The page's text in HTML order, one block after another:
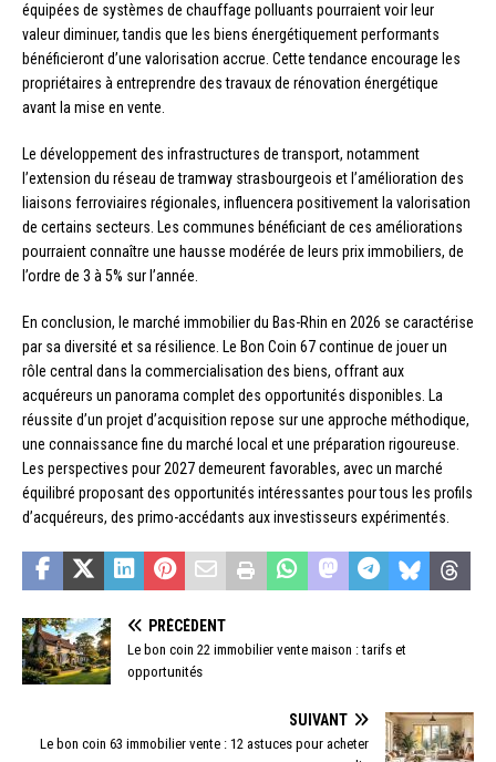
équipées de systèmes de chauffage polluants pourraient voir leur
valeur diminuer, tandis que les biens énergétiquement performants
bénéficieront d’une valorisation accrue. Cette tendance encourage les
propriétaires à entreprendre des travaux de rénovation énergétique
avant la mise en vente.
Le développement des infrastructures de transport, notamment
l’extension du réseau de tramway strasbourgeois et l’amélioration des
liaisons ferroviaires régionales, influencera positivement la valorisation
de certains secteurs. Les communes bénéficiant de ces améliorations
pourraient connaître une hausse modérée de leurs prix immobiliers, de
l’ordre de 3 à 5% sur l’année.
En conclusion, le marché immobilier du Bas-Rhin en 2026 se caractérise
par sa diversité et sa résilience. Le Bon Coin 67 continue de jouer un
rôle central dans la commercialisation des biens, offrant aux
acquéreurs un panorama complet des opportunités disponibles. La
réussite d’un projet d’acquisition repose sur une approche méthodique,
une connaissance fine du marché local et une préparation rigoureuse.
Les perspectives pour 2027 demeurent favorables, avec un marché
équilibré proposant des opportunités intéressantes pour tous les profils
d’acquéreurs, des primo-accédants aux investisseurs expérimentés.
PRÉCÉDENT
Le bon coin 22 immobilier vente maison : tarifs et
opportunités
SUIVANT
Le bon coin 63 immobilier vente : 12 astuces pour acheter